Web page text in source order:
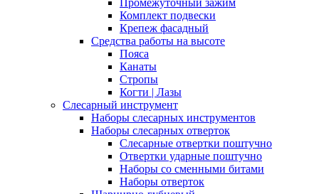
Промежуточный зажим
Комплект подвески
Крепеж фасадный
Средства работы на высоте
Пояса
Канаты
Стропы
Когти | Лазы
Слесарный инструмент
Наборы слесарных инструментов
Наборы слесарных отверток
Слесарные отвертки поштучно
Отвертки ударные поштучно
Наборы со сменными битами
Наборы отверток